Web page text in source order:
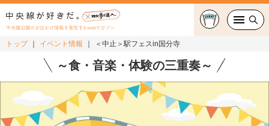
中央線沿線のお出かけ情報を発信するwebマガジン
グルメ・カフェ
スイーツ・テイクアウト
おでかけ
トップ イベント情報 ＜中止＞駅フェスin国分寺
～食・音楽・体験の三重奏～